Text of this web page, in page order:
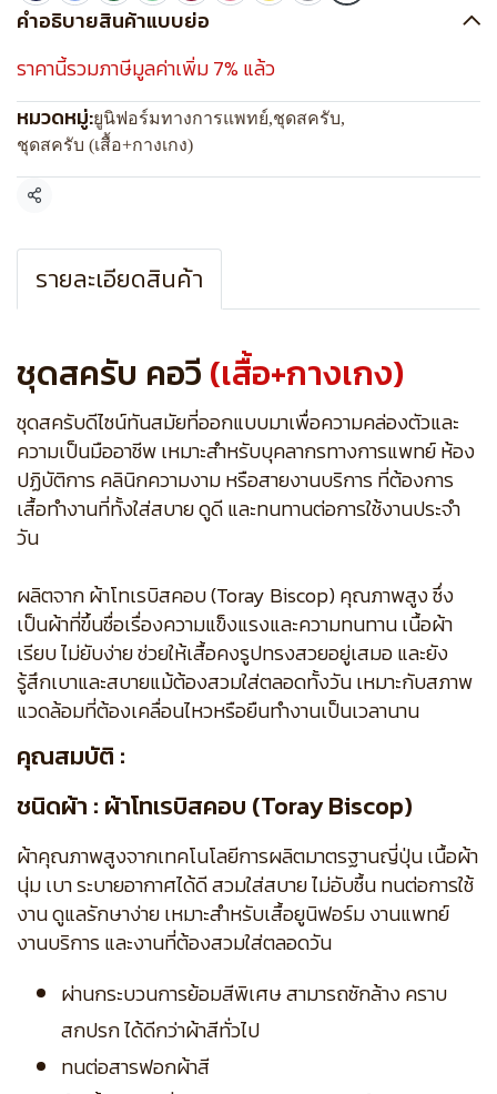
คำอธิบายสินค้าแบบย่อ
ราคานี้รวมภาษีมูลค่าเพิ่ม 7% แล้ว
หมวดหมู่:ยูนิฟอร์มทางการแพทย์,ชุดสครับ,
ชุดสครับ (เสื้อ+กางเกง)
แชร์
รายละเอียดสินค้า
ชุดสครับ คอวี (เสื้อ+กางเกง)
ชุดสครับดีไซน์ทันสมัยที่ออกแบบมาเพื่อความคล่องตัวและ
ความเป็นมืออาชีพ เหมาะสำหรับบุคลากรทางการแพทย์ ห้อง
ปฏิบัติการ คลินิกความงาม หรือสายงานบริการ ที่ต้องการ
เสื้อทำงานที่ทั้งใส่สบาย ดูดี และทนทานต่อการใช้งานประจำ
วัน
ผลิตจาก ผ้าโทเรบิสคอบ (Toray Biscop) คุณภาพสูง ซึ่ง
เป็นผ้าที่ขึ้นชื่อเรื่องความแข็งแรงและความทนทาน เนื้อผ้า
เรียบ ไม่ยับง่าย ช่วยให้เสื้อคงรูปทรงสวยอยู่เสมอ และยัง
รู้สึกเบาและสบายแม้ต้องสวมใส่ตลอดทั้งวัน เหมาะกับสภาพ
แวดล้อมที่ต้องเคลื่อนไหวหรือยืนทำงานเป็นเวลานาน
คุณสมบัติ :
ชนิดผ้า : ผ้าโทเรบิสคอบ (Toray Biscop)
ผ้าคุณภาพสูงจากเทคโนโลยีการผลิตมาตรฐานญี่ปุ่น เนื้อผ้า
นุ่ม เบา ระบายอากาศได้ดี สวมใส่สบาย ไม่อับชื้น ทนต่อการใช้
งาน ดูแลรักษาง่าย เหมาะสำหรับเสื้อยูนิฟอร์ม งานแพทย์
งานบริการ และงานที่ต้องสวมใส่ตลอดวัน
ผ่านกระบวนการย้อมสีพิเศษ สามารถซักล้าง คราบ
สกปรก ได้ดีกว่าผ้าสีทั่วไป
ทนต่อสารฟอกผ้าสี